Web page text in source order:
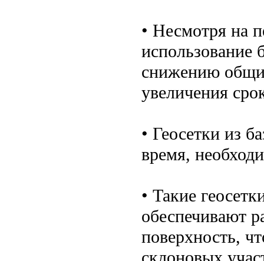
• Несмотря на
использование
снижению
увеличения
• Геосетки из
время,
• Такие
обеспечивают
поверхность,